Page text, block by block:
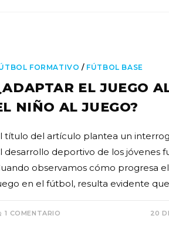
FORMATIVO / FÚTBOL BASE
EL JUEGO
NIÑO AL JUEGO?
título del artículo plantea un
desarrollo deportivo de los jóvenes
observamos cómo progresa
en el fútbol, resulta evidente
1 COMENTARIO 20